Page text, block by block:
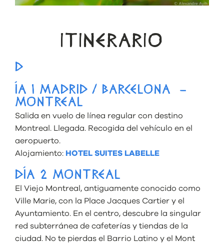
ITINERARIO
D
ÍA 1 MADRID / BARCELONA –
MONTREAL
Salida en vuelo de línea regular con destino
Montreal. Llegada. Recogida del vehículo en el
aeropuerto.
Alojamiento: HOTEL SUITES LABELLE
DÍA 2 MONTREAL
El Viejo Montreal, antiguamente conocido como
Ville Marie, con la Place Jacques Cartier y el
Ayuntamiento. En el centro, descubre la singular
red subterránea de cafeterías y tiendas de la
ciudad. No te pierdas el Barrio Latino y el Mont